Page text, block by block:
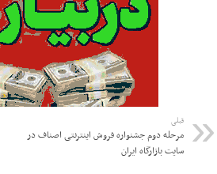
قبلی
مرحله دوم جشنواره فروش اینترنتی اصناف در
سایت بازارگاه ایران